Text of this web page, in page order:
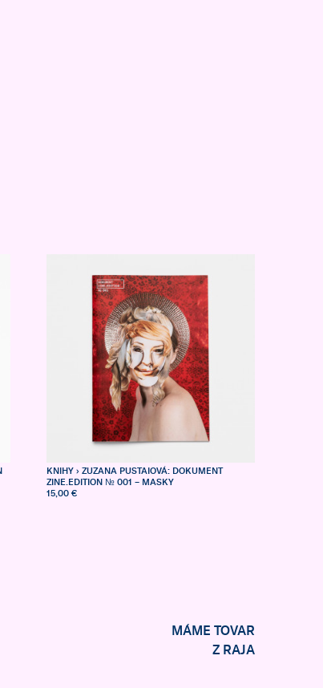
KNIHY › ZUZANA PUSTAIOVÁ: DOKUMENT
ZINE.EDITION № 001 – MASKY
15,00 €
MÁME TOVAR
Z RAJA